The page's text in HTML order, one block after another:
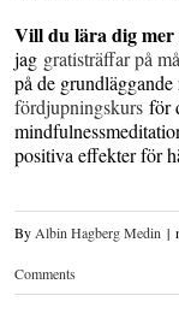
Vill du lära dig mer
jag gratisträffar på
på de
fördjupningskurs för
positiva effekter för
By Albin Hagberg Medin |
Comments